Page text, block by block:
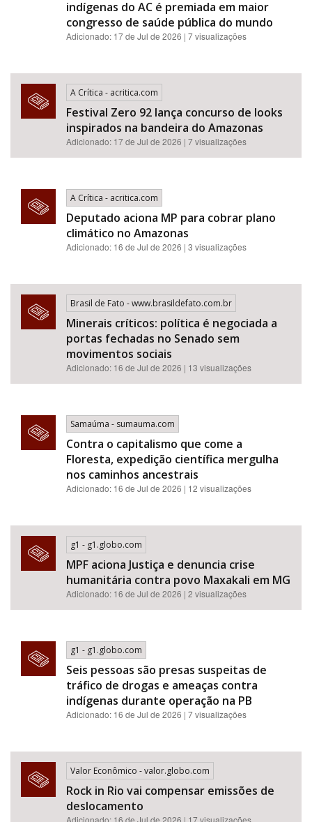
indígenas do AC é premiada em maior
congresso de saúde pública do mundo
Adicionado: 17 de Jul de 2026 | 7 visualizações
A Crítica - acritica.com
Festival Zero 92 lança concurso de looks
inspirados na bandeira do Amazonas
Adicionado: 17 de Jul de 2026 | 7 visualizações
A Crítica - acritica.com
Deputado aciona MP para cobrar plano
climático no Amazonas
Adicionado: 16 de Jul de 2026 | 3 visualizações
Brasil de Fato - www.brasildefato.com.br
Minerais críticos: política é negociada a
portas fechadas no Senado sem
movimentos sociais
Adicionado: 16 de Jul de 2026 | 13 visualizações
Samaúma - sumauma.com
Contra o capitalismo que come a
Floresta, expedição científica mergulha
nos caminhos ancestrais
Adicionado: 16 de Jul de 2026 | 12 visualizações
g1 - g1.globo.com
MPF aciona Justiça e denuncia crise
humanitária contra povo Maxakali em MG
Adicionado: 16 de Jul de 2026 | 2 visualizações
g1 - g1.globo.com
Seis pessoas são presas suspeitas de
tráfico de drogas e ameaças contra
indígenas durante operação na PB
Adicionado: 16 de Jul de 2026 | 7 visualizações
Valor Econômico - valor.globo.com
Rock in Rio vai compensar emissões de
deslocamento
Adicionado: 16 de Jul de 2026 | 17 visualizações